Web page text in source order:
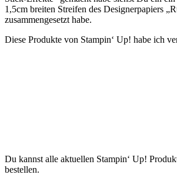
1,5cm breiten Streifen des Designerpapiers
zusammengesetzt habe.
Diese Produkte von Stampin‘ Up! habe ich
Du kannst alle aktuellen Stampin‘ Up!
bestellen.